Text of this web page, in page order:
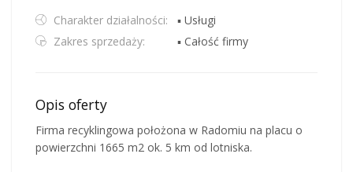
Charakter działalności:
▪ Usługi
Zakres sprzedaży:
▪ Całość firmy
Opis oferty
Firma recyklingowa położona w Radomiu na placu o
powierzchni 1665 m2 ok. 5 km od lotniska.